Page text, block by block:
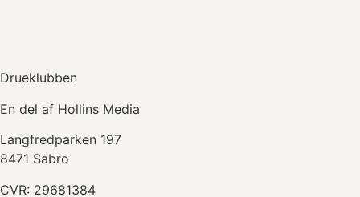
Drueklubben
En del af Hollins Media
Langfredparken 197
8471 Sabro
CVR: 29681384